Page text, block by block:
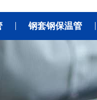
钢套钢保温管